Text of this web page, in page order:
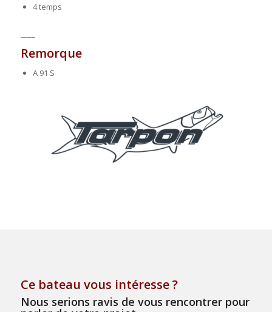
4 temps
Remorque
A 91 S
Ce bateau vous intéresse ?
Nous serions ravis de vous rencontrer pour